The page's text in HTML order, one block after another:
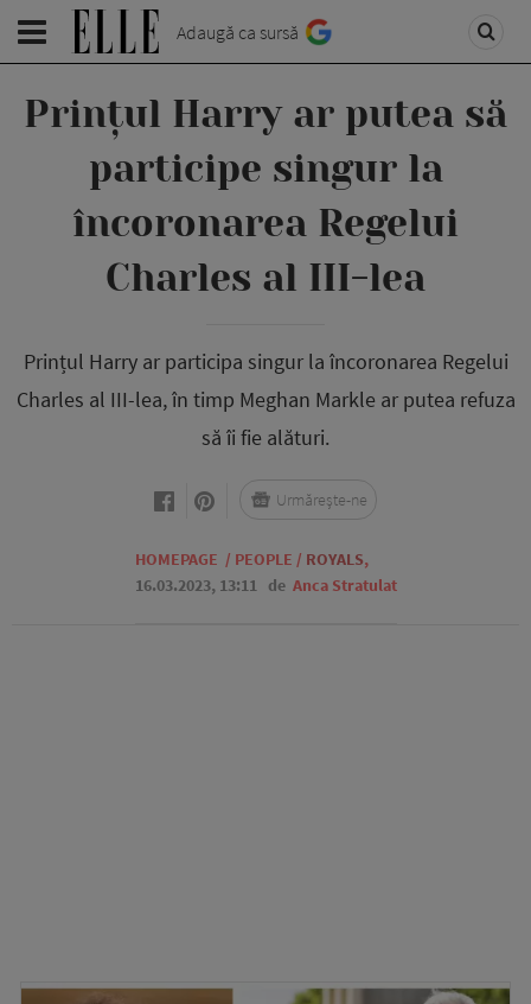
Adaugă ca sursă
Prințul Harry ar putea să
participe singur la
încoronarea Regelui
Charles al III-lea
Prințul Harry ar participa singur la încoronarea Regelui
Charles al III-lea, în timp Meghan Markle ar putea refuza
să îi fie alături.
HOMEPAGE / PEOPLE / ROYALS,
16.03.2023, 13:11 de Anca Stratulat
Urmărește-ne